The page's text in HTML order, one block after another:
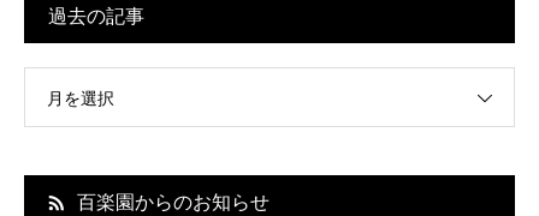
過去の記事
月を選択
百楽園からのお知らせ